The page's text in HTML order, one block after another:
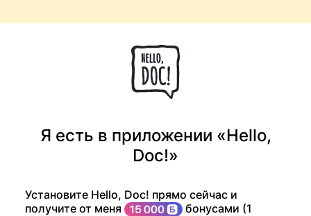
Я есть в приложении «Hello,
Doc!»
Установите Hello, Doc! прямо сейчас и
получите от меня
бонусами (1